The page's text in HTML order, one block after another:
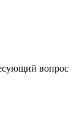
вопрос